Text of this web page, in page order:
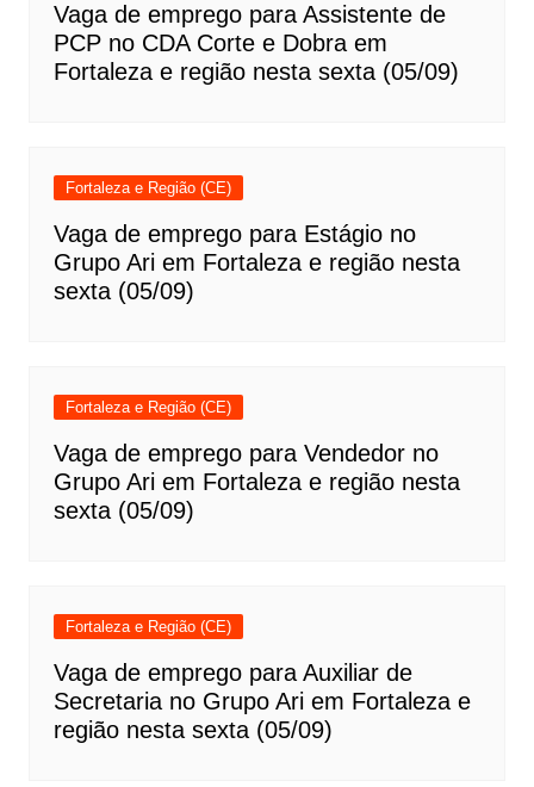
Vaga de emprego para Assistente de
PCP no CDA Corte e Dobra em
Fortaleza e região nesta sexta (05/09)
Fortaleza e Região (CE)
Vaga de emprego para Estágio no
Grupo Ari em Fortaleza e região nesta
sexta (05/09)
Fortaleza e Região (CE)
Vaga de emprego para Vendedor no
Grupo Ari em Fortaleza e região nesta
sexta (05/09)
Fortaleza e Região (CE)
Vaga de emprego para Auxiliar de
Secretaria no Grupo Ari em Fortaleza e
região nesta sexta (05/09)